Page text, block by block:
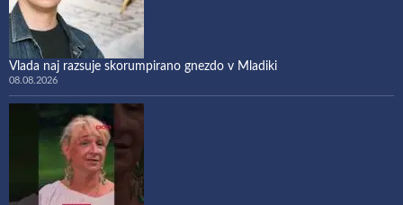
Vlada naj razsuje skorumpirano gnezdo v Mladiki
08.08.2026